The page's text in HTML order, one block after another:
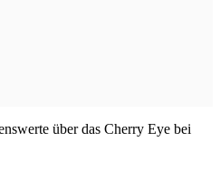
über das Cherry Eye bei